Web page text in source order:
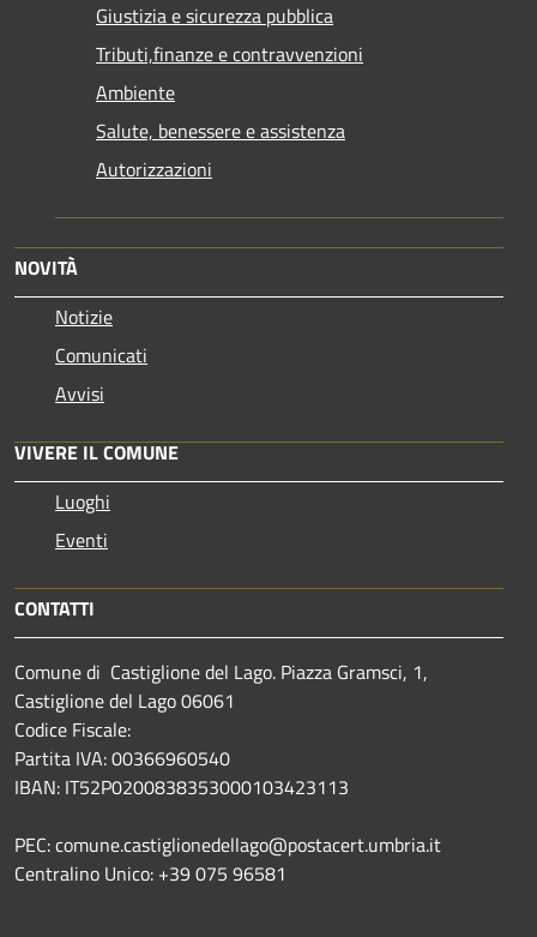
Giustizia e sicurezza pubblica
Tributi,finanze e contravvenzioni
Ambiente
Salute, benessere e assistenza
Autorizzazioni
NOVITÀ
Notizie
Comunicati
Avvisi
VIVERE IL COMUNE
Luoghi
Eventi
CONTATTI
Comune di Castiglione del Lago. Piazza Gramsci, 1,
Castiglione del Lago 06061
Codice Fiscale:
Partita IVA: 00366960540
IBAN: IT52P0200838353000103423113
PEC: comune.castiglionedellago@postacert.umbria.it
Centralino Unico: +39 075 96581